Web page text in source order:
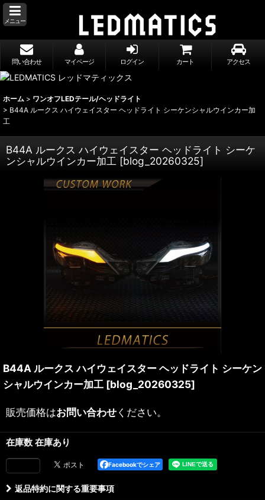
メニュー
問い合わせ マイページ ログイン カート アクセス
ホーム > ワンオフLEDテール/ヘッドライト
> B44A ルークス ハイウェイスター ヘッドライト シーケンシャルウインカー加
工
B44A ルークス ハイウェイスター ヘッドライト シーケ
ンシャルウインカー加工 [blog_20260325]
B44A ルークス ハイウェイスター ヘッドライト シーケン
シャルウインカー加工 [blog_20260325]
販売価格はお問い合わせください。
在庫数 在庫あり
Facebookでシェア
返品特約に関する重要事項